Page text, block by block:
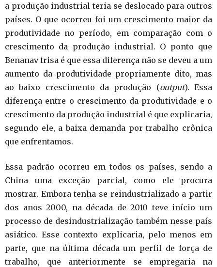
a produção industrial teria se deslocado para outros
países. O que ocorreu foi um crescimento maior da
produtividade no período, em comparação com o
crescimento da produção industrial. O ponto que
Benanav frisa é que essa diferença não se deveu a um
aumento da produtividade propriamente dito, mas
ao baixo crescimento da produção (output). Essa
diferença entre o crescimento da produtividade e o
crescimento da produção industrial é que explicaria,
segundo ele, a baixa demanda por trabalho crônica
que enfrentamos.
Essa padrão ocorreu em todos os países, sendo a
China uma exceção parcial, como ele procura
mostrar. Embora tenha se reindustrializado a partir
dos anos 2000, na década de 2010 teve início um
processo de desindustrialização também nesse país
asiático. Esse contexto explicaria, pelo menos em
parte, que na última década um perfil de força de
trabalho, que anteriormente se empregaria na